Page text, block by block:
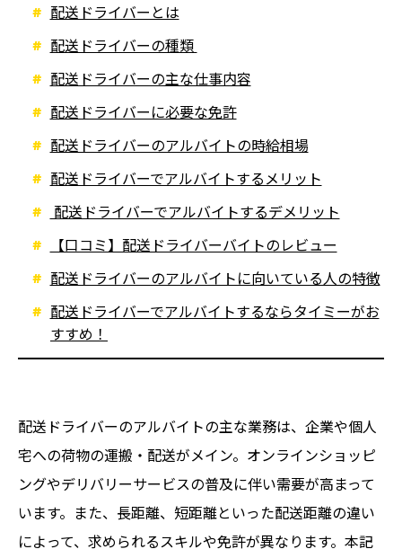
配送ドライバーとは
配送ドライバーの種類
配送ドライバーの主な仕事内容
配送ドライバーに必要な免許
配送ドライバーのアルバイトの時給相場
配送ドライバーでアルバイトするメリット
配送ドライバーでアルバイトするデメリット
【口コミ】配送ドライバーバイトのレビュー
配送ドライバーのアルバイトに向いている人の特徴
配送ドライバーでアルバイトするならタイミーがお
すすめ！
配送ドライバーのアルバイトの主な業務は、企業や個人
宅への荷物の運搬・配送がメイン。オンラインショッピ
ングやデリバリーサービスの普及に伴い需要が高まって
います。また、長距離、短距離といった配送距離の違い
によって、求められるスキルや免許が異なります。本記